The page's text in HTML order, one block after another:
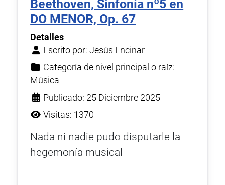
Beethoven, Sinfonía nº5 en
DO MENOR, Op. 67
Detalles
Escrito por:Jesús Encinar
Categoría de nivel principal o raíz:
Música
Publicado: 25 Diciembre 2025
Visitas: 1370
Nada ni nadie pudo disputarle la
hegemonía musical